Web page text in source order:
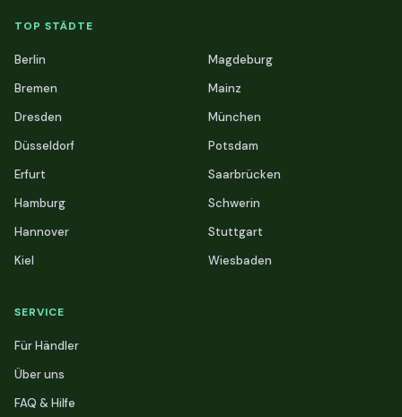
TOP STÄDTE
Berlin
Bremen
Dresden
Düsseldorf
Erfurt
Hamburg
Hannover
Kiel
Magdeburg
Mainz
München
Potsdam
Saarbrücken
Schwerin
Stuttgart
Wiesbaden
SERVICE
Für Händler
Über uns
FAQ & Hilfe